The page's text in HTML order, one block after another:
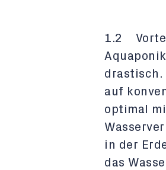
1.2
drastisch.
auf
optimal
in der
das